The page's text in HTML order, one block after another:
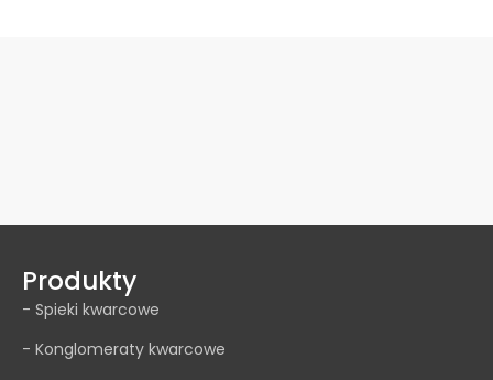
Produkty
- Spieki kwarcowe
- Konglomeraty kwarcowe